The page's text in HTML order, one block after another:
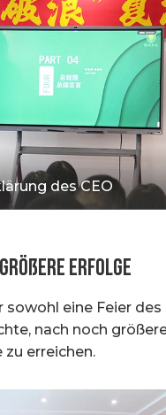
des CEO
Erfolge
sowohl eine Feier
nach noch
zu erreichen.